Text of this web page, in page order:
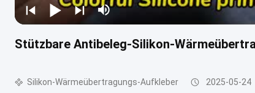
Stützbare Antibeleg-Silikon-
Silikon-Wärmeübertragungs-Aufkleber 2025-05-24